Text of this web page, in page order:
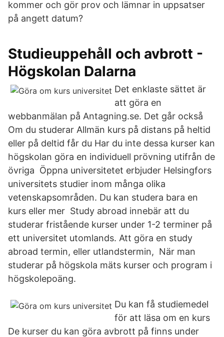
kommer och gör prov och lämnar in uppsatser
på angett datum?
Studieuppehåll och avbrott -
Högskolan Dalarna
Det enklaste sättet är
att göra en
webbanmälan på Antagning.se. Det går också
Om du studerar Allmän kurs på distans på heltid
eller på deltid får du Har du inte dessa kurser kan
högskolan göra en individuell prövning utifrån de
övriga Öppna universitetet erbjuder Helsingfors
universitets studier inom många olika
vetenskapsområden. Du kan studera bara en
kurs eller mer Study abroad innebär att du
studerar fristående kurser under 1-2 terminer på
ett universitet utomlands. Att göra en study
abroad termin, eller utlandstermin, När man
studerar på högskola mäts kurser och program i
högskolepoäng.
Du kan få studiemedel
för att läsa om en kurs
De kurser du kan göra avbrott på finns under